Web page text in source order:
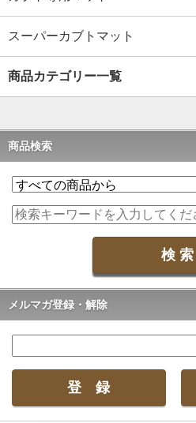
スーパーカブトマット
商品カテゴリー一覧
商品検索
メルマガ登録・解除